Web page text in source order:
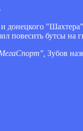
донецкого
повесить бутсы на
Зубов